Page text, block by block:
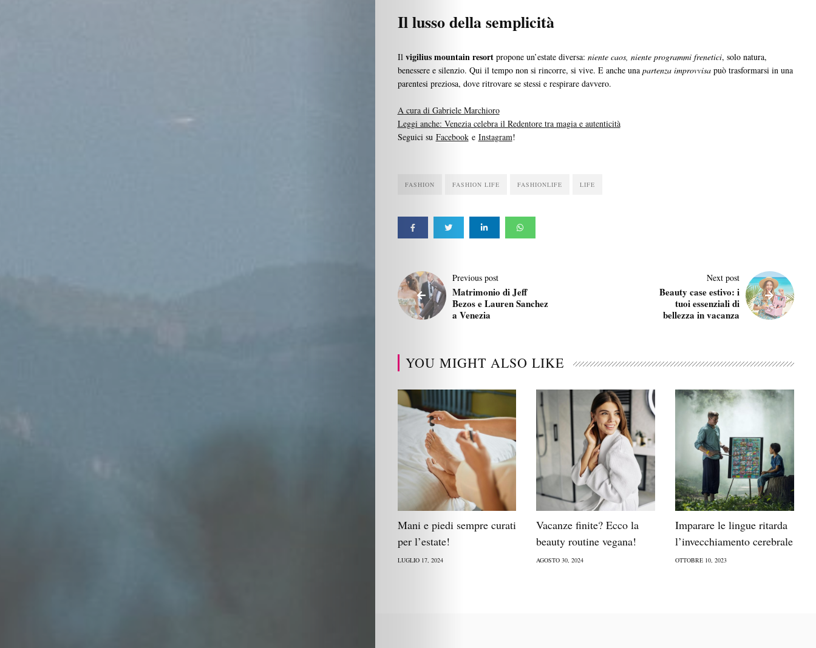
Il lusso della semplicità
Il vigilius mountain resortpropone un’estate diversa: niente caos, niente programmi frenetici, solo natura,
benessere e silenzio. Qui il tempo non si rincorre, si vive. E anche una partenza improvvisapuò trasformarsi in una
parentesi preziosa, dove ritrovare se stessi e respirare davvero.
A cura di Gabriele Marchioro
Leggi anche: Venezia celebra il Redentore tra magia e autenticità
Seguici su Facebooke Instagram!
FASHION FASHION LIFE FASHIONLIFE LIFE
Previous post
Matrimonio di Jeff
Bezos e Lauren Sanchez
a Venezia
Next post
Beauty case estivo: i
tuoi essenziali di
bellezza in vacanza
YOU MIGHT ALSO LIKE
Mani e piedi sempre curati
per l’estate!
LUGLIO 17, 2024
Vacanze finite? Ecco la
beauty routine vegana!
AGOSTO 30, 2024
Imparare le lingue ritarda
l’invecchiamento cerebrale
OTTOBRE 10, 2023